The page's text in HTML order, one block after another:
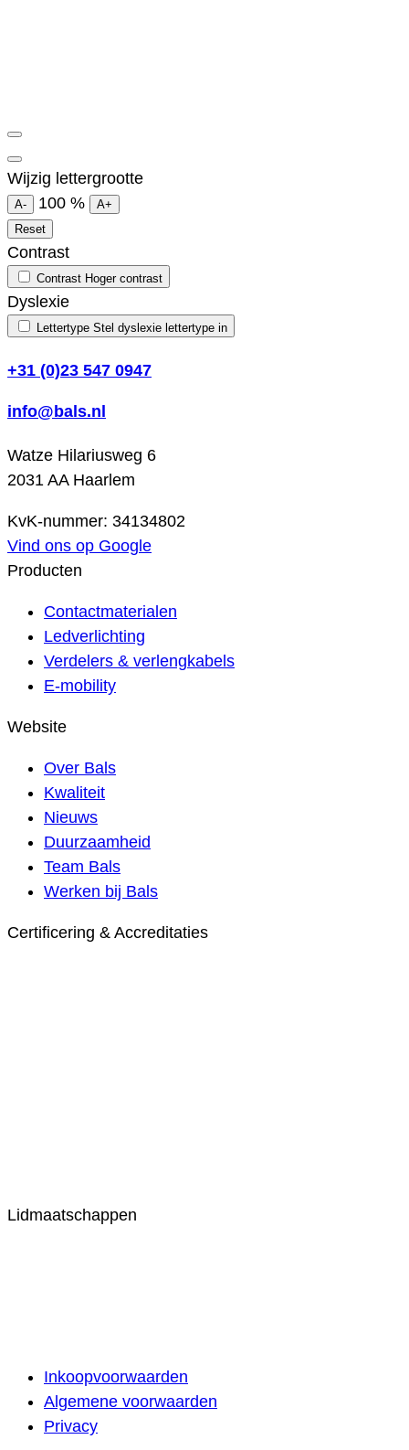
Wijzig lettergrootte
A- 100 %
A+
Reset
Contrast
Contrast Hoger contrast
Dyslexie
Lettertype Stel dyslexie lettertype in
+31 (0)23 547 0947
info@bals.nl
Watze Hilariusweg 6
2031 AA Haarlem
KvK-nummer: 34134802
Vind ons op Google
Producten
Contactmaterialen
Ledverlichting
Verdelers & verlengkabels
E-mobility
Website
Over Bals
Kwaliteit
Nieuws
Duurzaamheid
Team Bals
Werken bij Bals
Certificering & Accreditaties
Lidmaatschappen
Inkoopvoorwaarden
Algemene voorwaarden
Privacy